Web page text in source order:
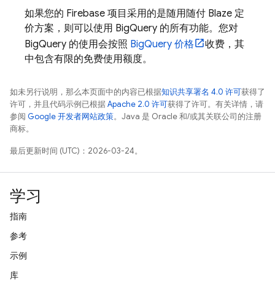
如果您的 Firebase 项目采用的是随用随付 Blaze 定
价方案，则可以使用 BigQuery 的所有功能。您对
BigQuery 的使用会按照 BigQuery 价格
收费，其
中包含有限的免费使用额度。
如未另行说明，那么本页面中的内容已根据知识共享署名 4.0 许可获得了
许可，并且代码示例已根据Apache 2.0 许可获得了许可。有关详情，请
参阅 Google 开发者网站政策。Java 是 Oracle 和/或其关联公司的注册
商标。
最后更新时间 (UTC)：2026-03-24。
学习
指南
参考
示例
库